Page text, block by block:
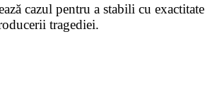
cazul pentru a stabili cu exactitate
tragediei.